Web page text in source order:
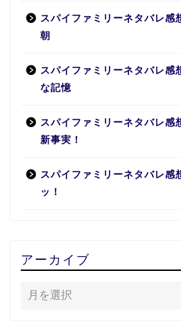
スパイファミリーネタバレ感
朝
スパイファミリーネタバレ感
な記憶
スパイファミリーネタバレ感
新事実！
スパイファミリーネタバレ感
ッ！
アーカイブ